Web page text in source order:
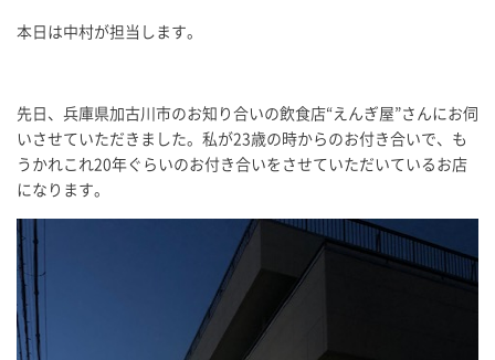
本日は中村が担当します。
先日、兵庫県加古川市のお知り合いの飲食店“えんぎ屋”さんにお伺
いさせていただきました。私が23歳の時からのお付き合いで、も
うかれこれ20年ぐらいのお付き合いをさせていただいているお店
になります。